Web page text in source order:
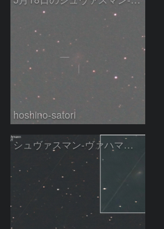
hoshino-satori
シュヴァスマン-ヴァハマン彗星 ( 29P )：2026/05/10